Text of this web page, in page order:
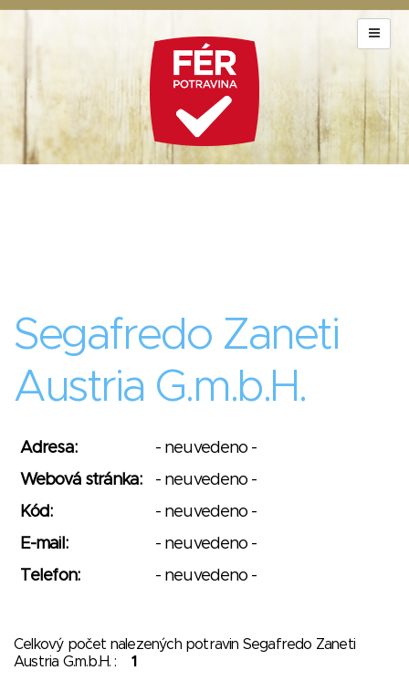
Segafredo Zaneti
Austria G.m.b.H.
Adresa:
- neuvedeno -
Webová stránka:
- neuvedeno -
Kód:
- neuvedeno -
E-mail:
- neuvedeno -
Telefon:
- neuvedeno -
Celkový počet nalezených potravin Segafredo Zaneti
Austria G.m.b.H. :1